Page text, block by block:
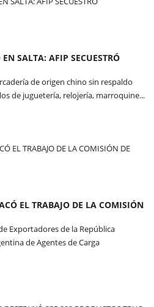
SALTA: AFIP SECUESTRÓ
de origen chino sin respaldo
de juguetería, relojería, marroquine...
EL TRABAJO DE LA COMISIÓN
Exportadores de la República
de Agentes de Carga